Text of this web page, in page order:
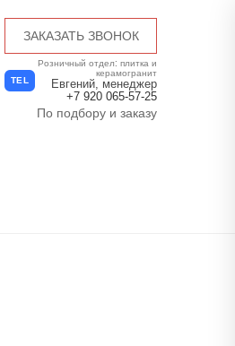
ЗАКАЗАТЬ ЗВОНОК
TEL
Розничный отдел: плитка и
керамогранит
Евгений, менеджер
+7 920 065-57-25
По подбору и заказу